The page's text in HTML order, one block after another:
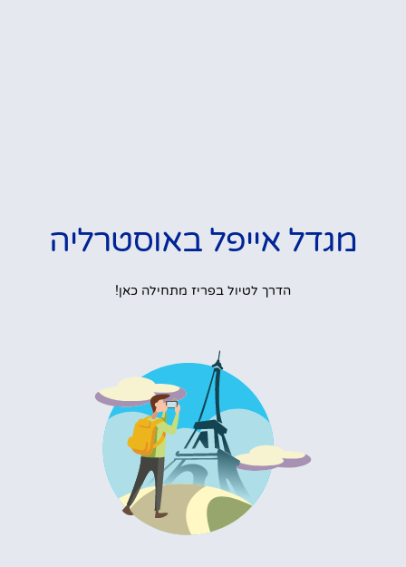
מגדל אייפל באוסטרליה
הדרך לטיול בפריז מתחילה כאן!